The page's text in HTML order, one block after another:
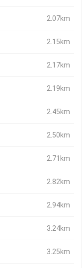
2.07km
2.15km
2.17km
2.19km
2.45km
2.50km
2.71km
2.82km
2.94km
3.24km
3.25km